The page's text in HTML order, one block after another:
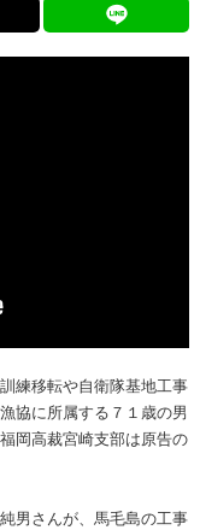
練移転や自衛隊基地工事
協に所属する７１歳の男
岡高裁宮崎支部は原告の
男さんが、馬毛島の工事